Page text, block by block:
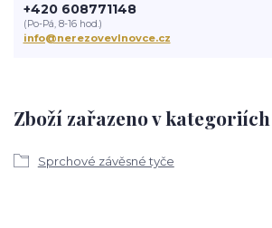
Zboží zařazeno v kategoriích
Sprchové závěsné tyče
+420 608771148
(Po-Pá, 8-16 hod.)
info@nerezovevlnovce.cz